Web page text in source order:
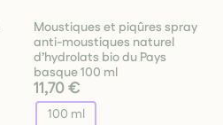
Moustiques et piqûres spray
anti-moustiques naturel
d’hydrolats bio du Pays
basque 100 ml
11,70 €
100 ml